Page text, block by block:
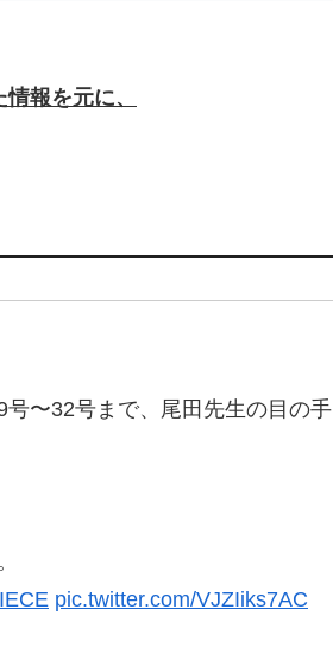
報を元に、
号〜32号まで、尾田先生の目の手
pic.twitter.com/VJZIiks7AC